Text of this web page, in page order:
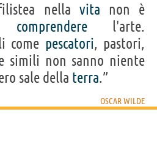
nella vita non è
comprendere l'arte.
come pescatori, pastori,
simili non sanno niente
sale della terra.”
OSCAR WILDE